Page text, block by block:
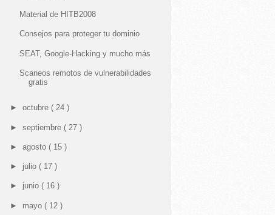
Material de HITB2008
Consejos para proteger tu dominio
SEAT, Google-Hacking y mucho más
Scaneos remotos de vulnerabilidades
gratis
► octubre ( 24 )
► septiembre ( 27 )
► agosto ( 15 )
► julio ( 17 )
► junio ( 16 )
► mayo ( 12 )